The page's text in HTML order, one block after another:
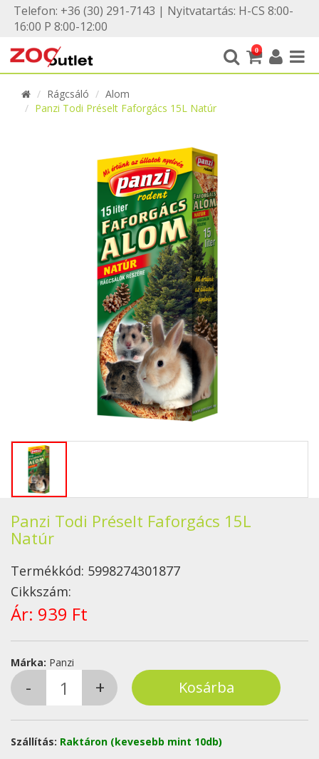
Telefon: +36 (30) 291-7143 | Nyitvatartás: H-CS 8:00-
16:00 P 8:00-12:00
0
Rágcsáló
Alom
Panzi Todi Préselt Faforgács 15L Natúr
Panzi Todi Préselt Faforgács 15L
Natúr
Termékkód: 5998274301877
Cikkszám:
Ár: 939 Ft
Márka: Panzi
Szállítás: Raktáron (kevesebb mint 10db)